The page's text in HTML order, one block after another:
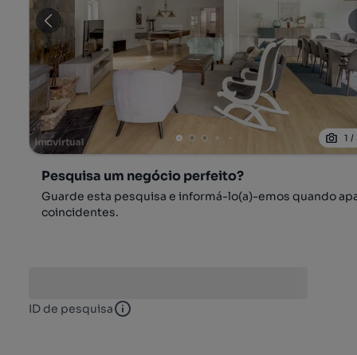
1 /
Pesquisa um negócio perfeito?
Guarde esta pesquisa e informá-lo(a)-emos quando
coincidentes.
ID de pesquisa ID de pesquisa